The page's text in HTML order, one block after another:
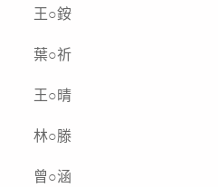
王○銨
葉○祈
王○晴
林○滕
曾○涵